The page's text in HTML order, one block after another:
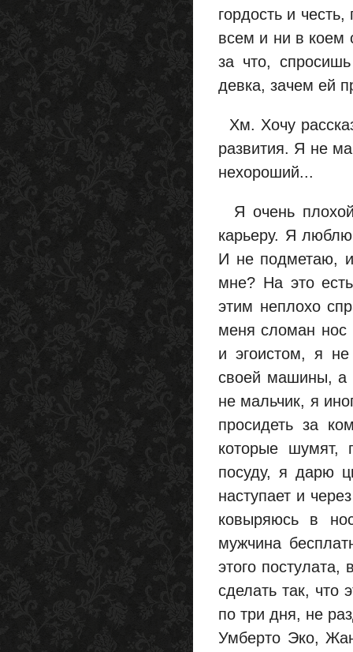
гордость и
всем и ни в коем
за что,
девка, зачем ей
Хм. Хочу
развития. Я не
нехороший...
Я очень
карьеру. Я
И не подметаю,
мне? На это
этим неплохо
меня сломан нос
и эгоистом, я
своей машины, а
не мальчик, я
просидеть за
которые шумят,
посуду, я дарю
наступает и
ковыряюсь в
мужчина
этого
сделать так, что
по три дня, не
Умберто Эко,